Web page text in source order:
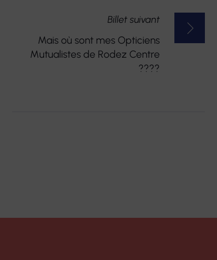
Billet suivant
Mais où sont mes Opticiens
Mutualistes de Rodez Centre
????